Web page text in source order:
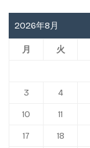
ビ
ゲ
2026年8月
月 火
3 4
10 11
17 18